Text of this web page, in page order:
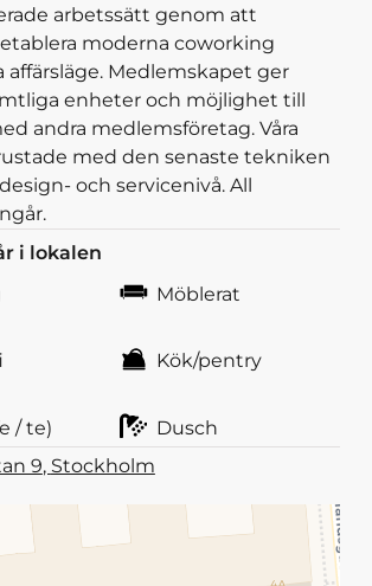
arbetssätt genom att
moderna coworking
affärsläge. Medlemskapet ger
enheter och möjlighet till
andra medlemsföretag. Våra
med den senaste tekniken
och servicenivå. All
i lokalen
Möblerat
Kök/pentry
/ te)
Dusch
9, Stockholm